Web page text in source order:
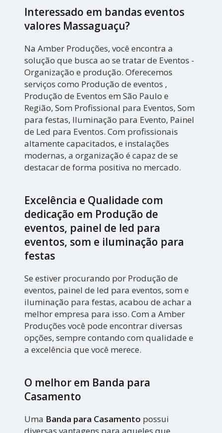
Interessado em bandas eventos
valores Massaguaçu?
Na Amber Produções, você encontra a
solução que busca ao se tratar de Eventos -
Organização e produção. Oferecemos
serviços como Produção de eventos ,
Produção de Eventos em São Paulo e
Região, Som Profissional para Eventos, Som
para festas, Iluminação para Evento, Painel
de Led para Eventos. Com profissionais
altamente capacitados, e instalações
modernas, a organização é capaz de se
destacar de forma positiva no mercado.
Excelência e Qualidade com
dedicação em Produção de
eventos, painel de led para
eventos, som e iluminação para
festas
Se estiver procurando por Produção de
eventos, painel de led para eventos, som e
iluminação para festas, acabou de achar a
melhor empresa para isso. Com a Amber
Produções você pode encontrar diversas
opções, sempre contando com qualidade e
a excelência que você merece.
O melhor em Banda para
Casamento
Uma Banda para Casamento possui